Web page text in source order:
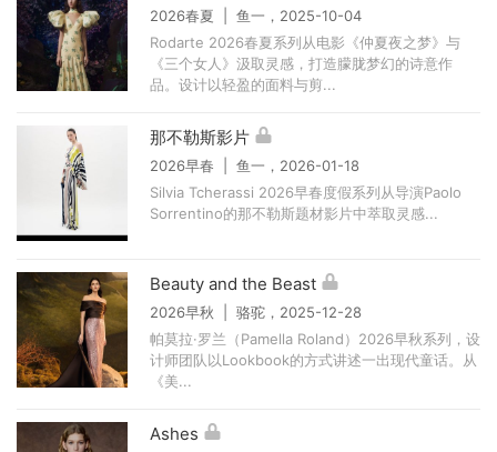
2026春夏 | 鱼一，2025-10-04
Rodarte 2026春夏系列从电影《仲夏夜之梦》与
《三个女人》汲取灵感，打造朦胧梦幻的诗意作
品。设计以轻盈的面料与剪...
那不勒斯影片
2026早春 | 鱼一，2026-01-18
Silvia Tcherassi 2026早春度假系列从导演Paolo
Sorrentino的那不勒斯题材影片中萃取灵感...
Beauty and the Beast
2026早秋 | 骆驼，2025-12-28
帕莫拉·罗兰（Pamella Roland）2026早秋系列，设
计师团队以Lookbook的方式讲述一出现代童话。从
《美...
Ashes